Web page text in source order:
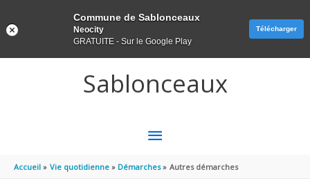
Sablonceaux
MENU
PRINCIPAL
Accueil Vie quotidienne Démarches Autres démarches
Commune de Sablonceaux
Neocity
GRATUITE - Sur le Google Play
Télécharger